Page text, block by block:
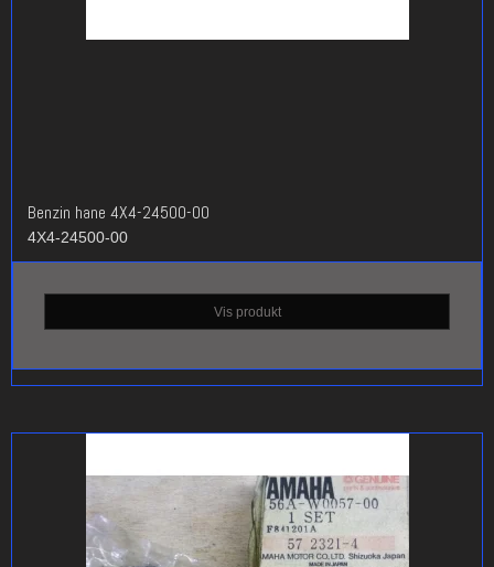
Benzin hane 4X4-24500-00
4X4-24500-00
Vis produkt